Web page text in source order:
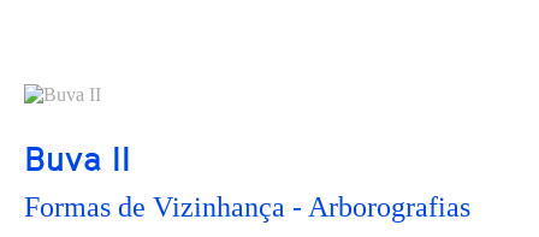
Buva II
Formas de Vizinhança - Arborografias